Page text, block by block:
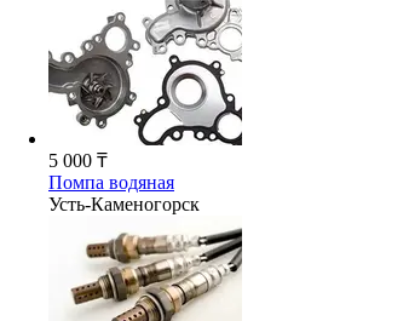
5 000 ₸
Помпа водяная
Усть-Каменогорск